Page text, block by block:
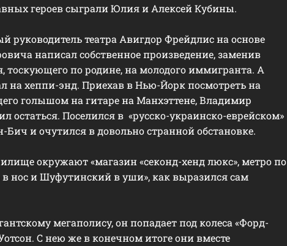
героев сыграли Юлия и Алексей Кубины.
руководитель театра Авигдор Фрейдлис на основе
написал собственное произведение, заменив
тоскующего по родине, на молодого иммигранта. А
на хеппи-энд. Приехав в Нью-Йорк посмотреть на
голышом на гитаре на Манхэттене, Владимир
остаться. Поселился в «русско-украинско-еврейском»
Бич и очутился в довольно странной обстановке.
окружают «магазин «секонд-хенд люкс», метро по
в нос и Шуфутинский в уши», как выразился сам
мегаполису, он попадает под колеса «Форд-
С нею же в конечном итоге они вместе